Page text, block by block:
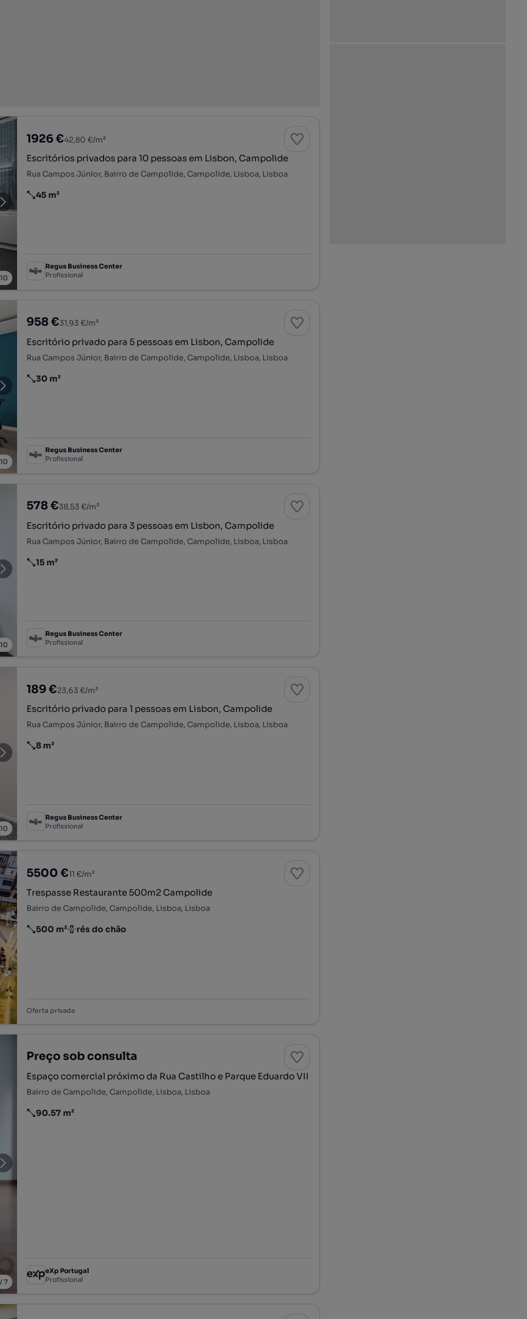
10
1926 €42,80 €/m²
Escritórios privados para 10 pessoas em Lisbon, Campolide
Rua Campos Júnior, Bairro de Campolide, Campolide, Lisboa, Lisboa
Preço por metro quadrado
45 m²
Regus Business Center
Profissional
10
958 €31,93 €/m²
Escritório privado para 5 pessoas em Lisbon, Campolide
Rua Campos Júnior, Bairro de Campolide, Campolide, Lisboa, Lisboa
Preço por metro quadrado
30 m²
Regus Business Center
Profissional
10
578 €38,53 €/m²
Escritório privado para 3 pessoas em Lisbon, Campolide
Rua Campos Júnior, Bairro de Campolide, Campolide, Lisboa, Lisboa
Preço por metro quadrado
15 m²
Regus Business Center
Profissional
10
189 €23,63 €/m²
Escritório privado para 1 pessoas em Lisbon, Campolide
Rua Campos Júnior, Bairro de Campolide, Campolide, Lisboa, Lisboa
Preço por metro quadrado
8 m²
Regus Business Center
Profissional
5500 €11 €/m²
Trespasse Restaurante 500m2 Campolide
Bairro de Campolide, Campolide, Lisboa, Lisboa
Preço por metro quadrado
500 m²
Andar rés do chão
Oferta privada
7
Preço sob consulta
Espaço comercial próximo da Rua Castilho e Parque Eduardo VII
Bairro de Campolide, Campolide, Lisboa, Lisboa
Preço por metro quadrado
90.57 m²
eXp Portugal
Profissional